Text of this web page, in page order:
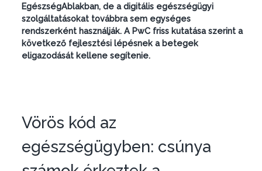
EgészségAblakban, de a digitális egészségügyi
szolgáltatásokat továbbra sem egységes
rendszerként használják. A PwC friss kutatása szerint a
következő fejlesztési lépésnek a betegek
eligazodását kellene segítenie.
Vörös kód az
egészségügyben: csúnya